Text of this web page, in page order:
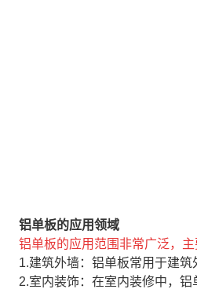
铝单板的应用领域
铝单板的应用范围非常广泛，主
1.建筑外墙：铝单板常用于建筑
2.室内装饰：在室内装修中，铝